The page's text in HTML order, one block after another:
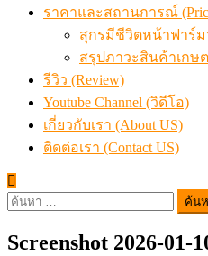
ราคาและสถานการณ์
สุกรมีชีวิตหน้าฟาร์
สรุปภาวะสินค้าเกษ
รีวิว (Review)
Youtube Channel (วิดีโอ)
เกี่ยวกับเรา (About US)
ติดต่อเรา (Contact US)
ค้นหา
Screenshot 2026-01-